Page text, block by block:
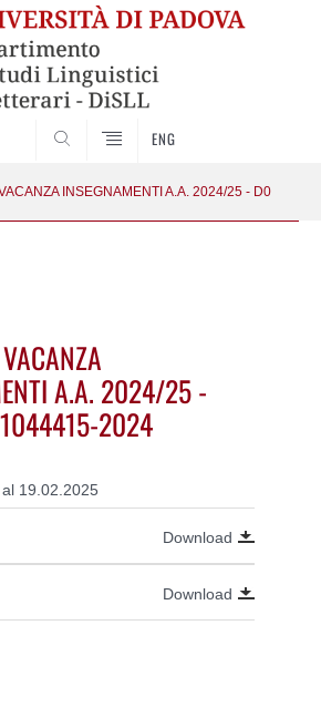
ENG
INSEGNAMENTI A.A. 2024/25 -
A.A. 2024/25 -
2024
19.02.2025
Download
Download